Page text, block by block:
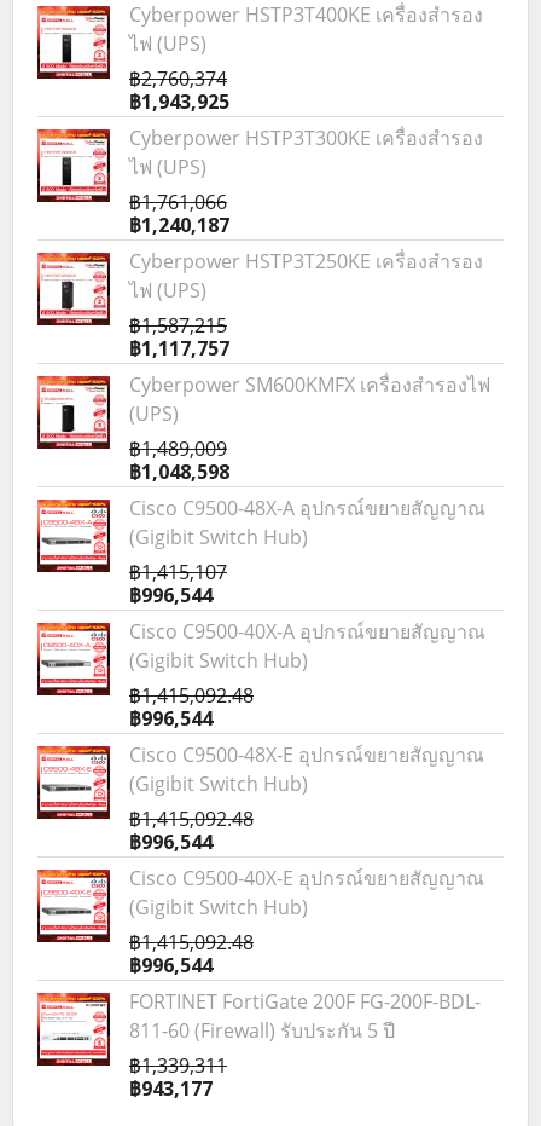
Cyberpower HSTP3T400KE เครื่องสำรอง
ไฟ (UPS)
฿2,760,374
฿1,943,925
Cyberpower HSTP3T300KE เครื่องสำรอง
ไฟ (UPS)
฿1,761,066
฿1,240,187
Cyberpower HSTP3T250KE เครื่องสำรอง
ไฟ (UPS)
฿1,587,215
฿1,117,757
Cyberpower SM600KMFX เครื่องสำรองไฟ
(UPS)
฿1,489,009
฿1,048,598
Cisco C9500-48X-A อุปกรณ์ขยายสัญญาณ
(Gigibit Switch Hub)
฿1,415,107
฿996,544
Cisco C9500-40X-A อุปกรณ์ขยายสัญญาณ
(Gigibit Switch Hub)
฿1,415,092.48
฿996,544
Cisco C9500-48X-E อุปกรณ์ขยายสัญญาณ
(Gigibit Switch Hub)
฿1,415,092.48
฿996,544
Cisco C9500-40X-E อุปกรณ์ขยายสัญญาณ
(Gigibit Switch Hub)
฿1,415,092.48
฿996,544
FORTINET FortiGate 200F FG-200F-BDL-
811-60 (Firewall) รับประกัน 5 ปี
฿1,339,311
฿943,177